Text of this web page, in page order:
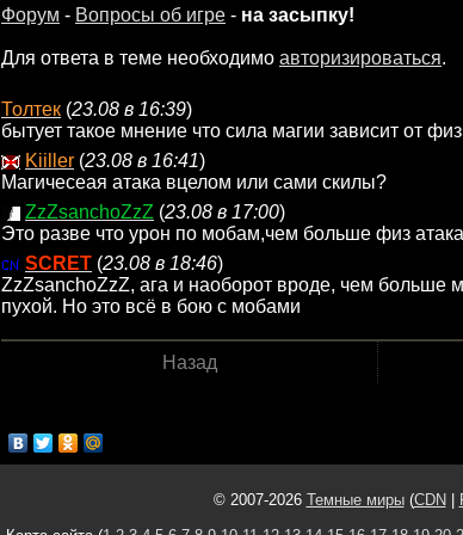
Форум - Вопросы об игре - на засыпку!
Для ответа в теме необходимо авторизироваться.
Толтек (23.08 в 16:39)
бытует такое мнение что сила магии зависит от
Kiiller (23.08 в 16:41)
Магичесеая атака вцелом или сами скилы?
ZzZsanchoZzZ (23.08 в 17:00)
Это разве что урон по мобам,чем больше физ
SCRET (23.08 в 18:46)
ZzZsanchoZzZ, ага и наоборот вроде, чем больше
пухой. Но это всё в бою с мобами
Назад
© 2007-2026 Темные миры(CDN